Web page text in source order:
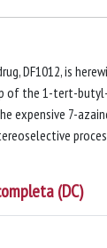
DF1012, is
of the 1-tert-
7-
(DC)